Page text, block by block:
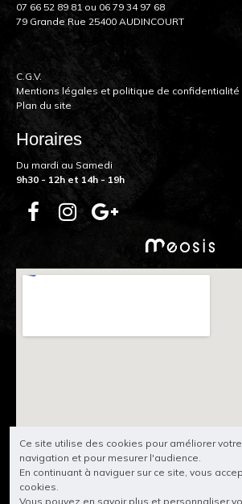
07 66 52 89 81 ou 06 79 34 97 68
79 Grande Rue 25400 AUDINCOURT
C.G.V.
Mentions légales et politique de confidentialité
Plan du site
Horaires
Du mardi au Samedi
9h30 - 12h et 14h - 19h
Ce site utilise des cookies pour améliorer
navigation et pour mesurer l'audience.
En continuant à naviguer sur ce site, vous
cookies.
Vous pouvez en savoir plus et personnaliser